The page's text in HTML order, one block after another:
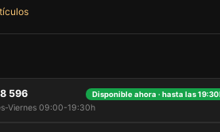
596 Disponible ahora · hasta las
Viernes 09:00-19:30h